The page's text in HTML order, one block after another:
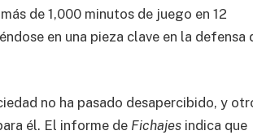
de 1,000 minutos de juego en 12
en una pieza clave en la defensa
no ha pasado desapercibido, y
él. El informe de Fichajes indica que